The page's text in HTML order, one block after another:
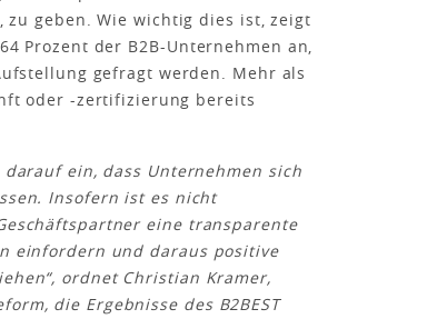
geben. Wie wichtig dies ist, zeigt
Prozent der B2B-Unternehmen an,
gefragt werden. Mehr als
oder -zertifizierung bereits
ein, dass Unternehmen sich
Insofern ist es nicht
eine transparente
einfordern und daraus positive
ordnet Christian Kramer,
die Ergebnisse des B2BEST